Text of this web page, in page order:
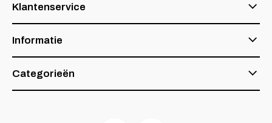
Klantenservice
Informatie
Categorieën